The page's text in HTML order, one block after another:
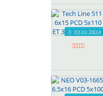
633
634
635
641
03.02.2024